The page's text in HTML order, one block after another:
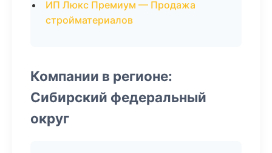
ИП Люкс Премиум — Продажа
стройматериалов
Компании в регионе:
Сибирский федеральный
округ